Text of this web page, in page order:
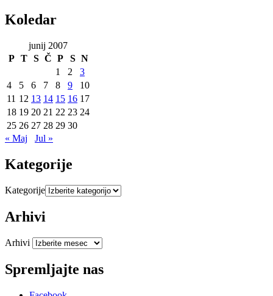
Koledar
junij 2007
P T S Č P S N
1
2
3
4
5 6 7 8 9
10
11 12 13 14 15 16 17
18 19 20 21 22 23 24
25 26 27 28 29 30
« Maj
Jul »
Kategorije
Kategorije
Arhivi
Arhivi
Spremljajte nas